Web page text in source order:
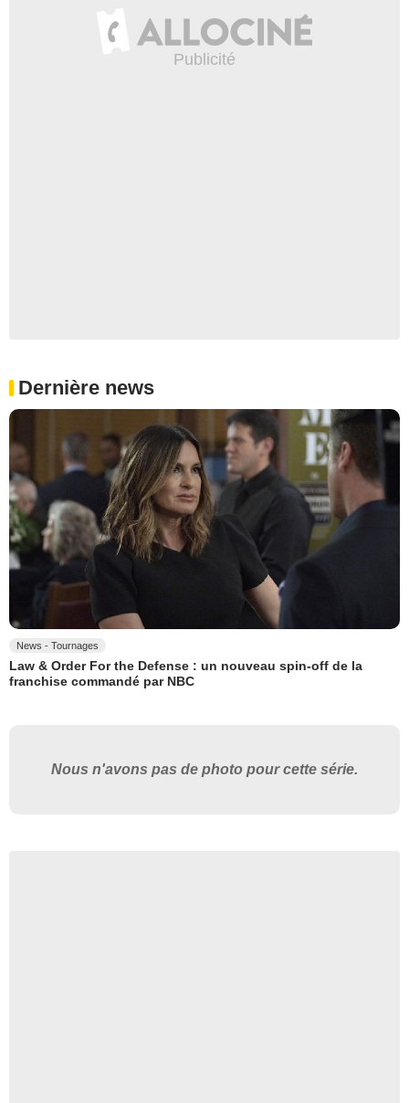
Dernière news
News - Tournages
Law & Order For the Defense : un nouveau spin-off de la
franchise commandé par NBC
Nous n'avons pas de photo pour cette série.